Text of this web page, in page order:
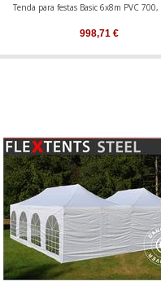
Tenda para festas Basic 6x8m PVC 700,
998,71 €